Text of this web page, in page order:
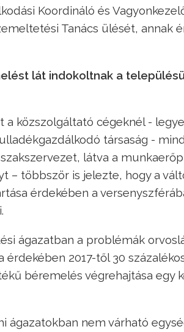
Koordináló és
Tanács ülését, annak
lát indokoltnak a
a közszolgáltató cégeknél -
társaság -
látva a
– többször is jelezte, hogy a
érdekében a
ágazatban a problémák
2017-től 30
béremelés végrehajtása egy
ágazatokban nem várható